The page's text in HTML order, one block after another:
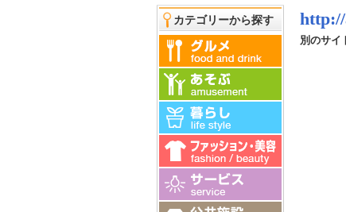
カテゴリーから探す
別のサイ